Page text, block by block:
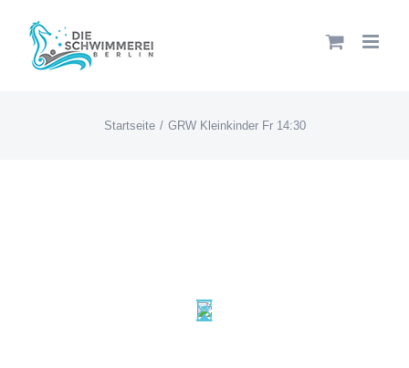
Zum
Inhalt
Startseite GRW Kleinkinder Fr 14:30